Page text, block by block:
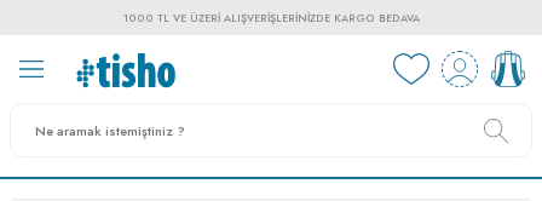
1000 TL VE ÜZERI ALIŞVERIŞLERINIZDE KARGO BEDAVA